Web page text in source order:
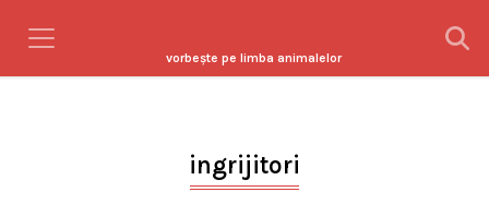
vorbeşte pe limba animalelor
ingrijitori